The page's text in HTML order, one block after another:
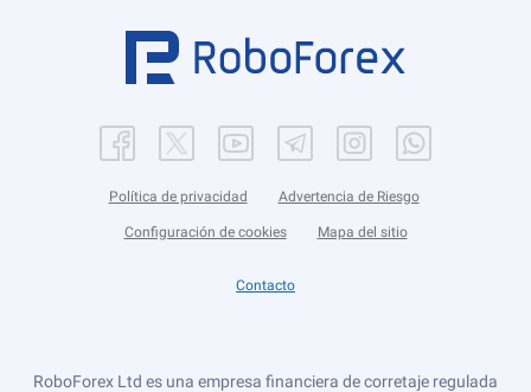
Política de privacidad Advertencia de Riesgo
Configuración de cookies Mapa del sitio
Contacto
RoboForex Ltd es una empresa financiera de corretaje regulada